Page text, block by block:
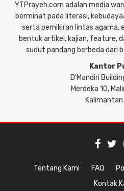
YTPrayeh.com adalah media
berminat pada literasi,
serta pemikiran lintas agama,
bentuk artikel, kajian, feature,
sudut pandang berbeda dari
Kantor
D'Mandiri
Merdeka 10,
Tentang Kami FAQ
Kontak